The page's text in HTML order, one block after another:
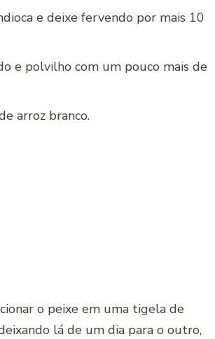
e deixe fervendo por mais 10
e polvilho com um pouco mais de
arroz branco.
o peixe em uma tigela de
lá de um dia para o outro,